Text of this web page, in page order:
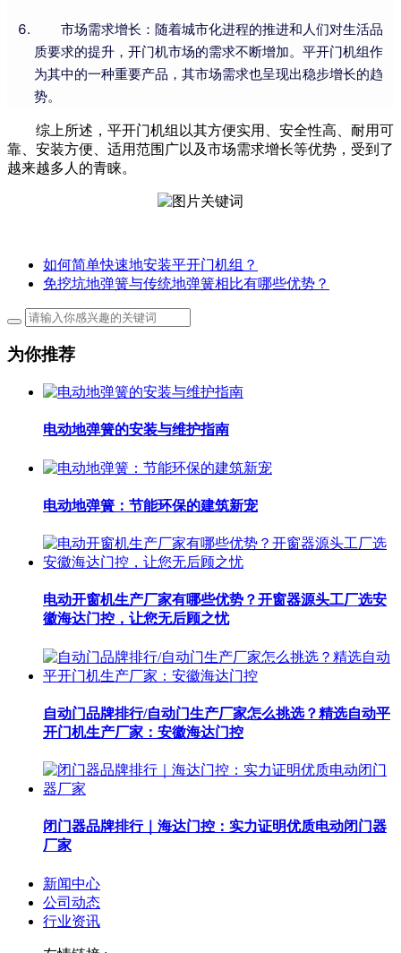
市场需求增长：随着城市化进程的推进和人们对生活品
质要求的提升，开门机市场的需求不断增加。平开门机组作
为其中的一种重要产品，其市场需求也呈现出稳步增长的趋
势。
综上所述，平开门机组以其方便实用、安全性高、耐用可
靠、安装方便、适用范围广以及市场需求增长等优势，受到了
越来越多人的青睐。
如何简单快速地安装平开门机组？
免挖坑地弹簧与传统地弹簧相比有哪些优势？
为你推荐
电动地弹簧的安装与维护指南
电动地弹簧：节能环保的建筑新宠
电动开窗机生产厂家有哪些优势？开窗器源头工厂选安
徽海达门控，让您无后顾之忧
自动门品牌排行/自动门生产厂家怎么挑选？精选自动平
开门机生产厂家：安徽海达门控
闭门器品牌排行｜海达门控：实力证明优质电动闭门器
厂家
新闻中心
公司动态
行业资讯